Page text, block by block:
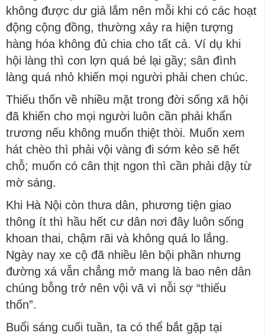
không được dư giả lắm nên mỗi khi có các hoạt
động cộng đồng, thường xảy ra hiện tượng
hàng hóa không đủ chia cho tất cả. Ví dụ khi
hội làng thì con lợn quá bé lại gầy; sân đình
làng quá nhỏ khiến mọi người phải chen chúc.
Thiếu thốn về nhiều mặt trong đời sống xã hội
đã khiến cho mọi người luôn cần phải khẩn
trương nếu không muốn thiệt thòi. Muốn xem
hát chèo thì phải vội vàng đi sớm kẻo sẽ hết
chỗ; muốn có cân thịt ngon thì cần phải dậy từ
mờ sáng.
Khi Hà Nội còn thưa dân, phương tiện giao
thông ít thì hầu hết cư dân nơi đây luôn sống
khoan thai, chậm rãi và không quá lo lắng.
Ngày nay xe cộ đã nhiều lên bội phần nhưng
đường xá vẫn chẳng mở mang là bao nên dân
chúng bỗng trở nên vội vã vì nỗi sợ “thiếu
thốn”.
Buổi sáng cuối tuần, ta có thể bắt gặp tại